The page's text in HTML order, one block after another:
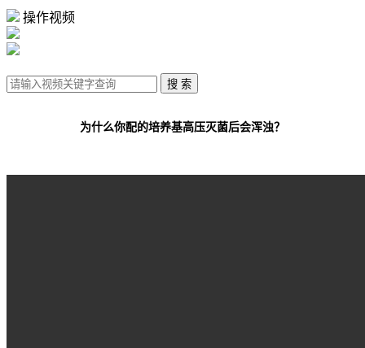
操作视频
为什么你配的培养基高压灭菌后会浑浊？